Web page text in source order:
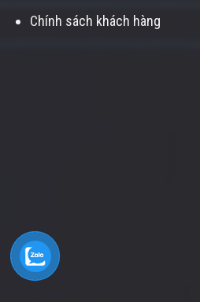
Chính sách khách hàng